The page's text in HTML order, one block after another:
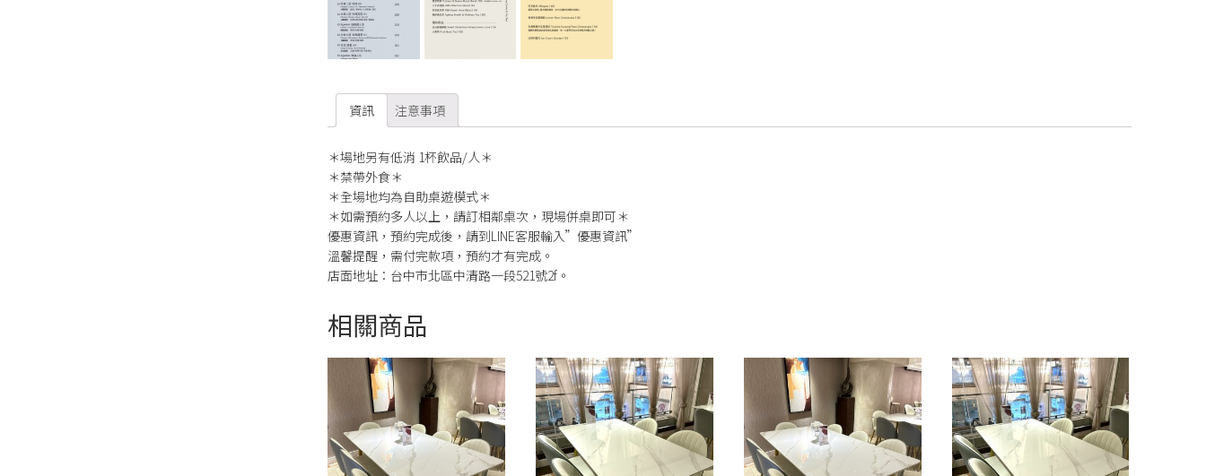
資訊 注意事項
＊場地另有低消 1杯飲品/人＊
＊禁帶外食＊
＊全場地均為自助桌遊模式＊
＊如需預約多人以上，請訂相鄰桌次，現場併桌即可＊
優惠資訊，預約完成後，請到LINE客服輸入”優惠資訊”
溫馨提醒，需付完款項，預約才有完成。
店面地址：台中市北區中清路一段521號2f。
相關商品